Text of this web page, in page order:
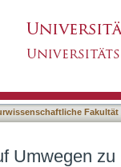
Fakultät
Umwegen